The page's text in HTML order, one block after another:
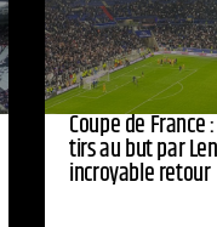
Coupe de France
tirs au but par
incroyable retour